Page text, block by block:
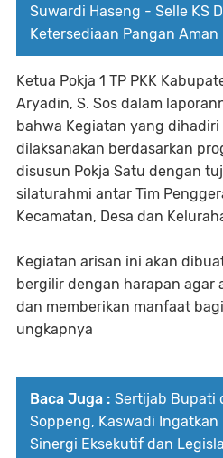
Suwardi Haseng - Selle KS
Ketersediaan Pangan Aman
Ketua Pokja 1 TP PKK
Aryadin, S. Sos dalam
bahwa Kegiatan yang
dilaksanakan berdasarkan
disusun Pokja Satu dengan
silaturahmi antar Tim
Kecamatan, Desa dan
Kegiatan arisan ini akan
bergilir dengan harapan agar
dan memberikan manfaat
ungkapnya
Baca Juga : Sertijab Bupati
Soppeng, Kaswadi
Sinergi Eksekutif dan